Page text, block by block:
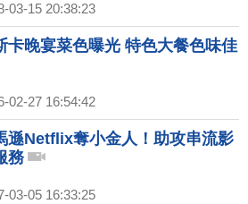
03-15 20:38:23
卡晚宴菜色曝光 特色大餐色味佳
02-27 16:54:42
遜Netflix奪小金人！助攻串流影
務
03-05 16:33:25